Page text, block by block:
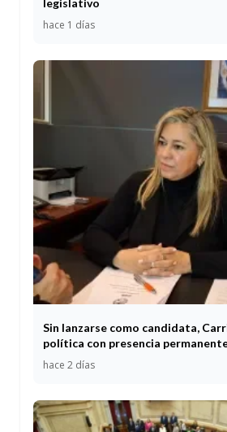
legislativo
hace 1 días
Sin lanzarse como candidata,
política con presencia
hace 2 días